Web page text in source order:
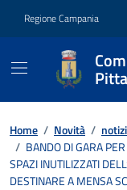
Regione Campania
Contenuti
Home / Novità /
/ BANDO DI GARA
SPAZI INUTILIZZATI
DESTINARE A MENSA